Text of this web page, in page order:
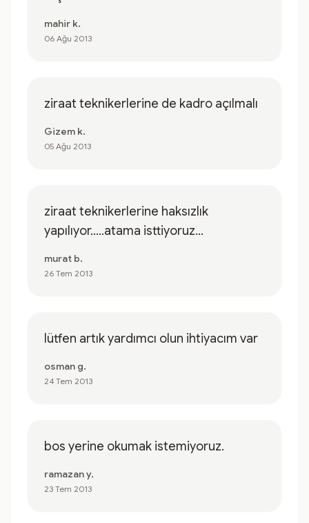
mahir k.
06 Ağu 2013
ziraat teknikerlerine de kadro açılmalı
Gizem k.
05 Ağu 2013
ziraat teknikerlerine haksızlık
yapılıyor.....atama isttiyoruz...
murat b.
26 Tem 2013
lütfen artık yardımcı olun ihtiyacım var
osman g.
24 Tem 2013
bos yerine okumak istemiyoruz.
ramazan y.
23 Tem 2013